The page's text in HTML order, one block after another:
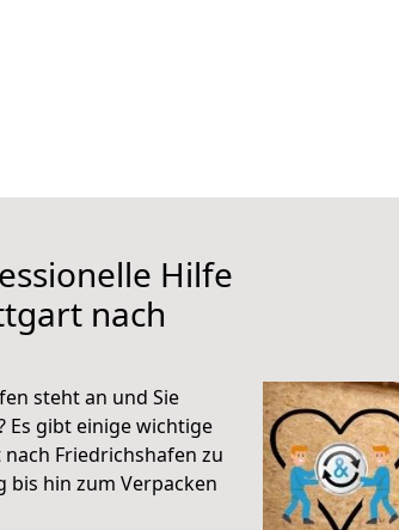
Hilfe
nach
steht an und Sie
Es gibt einige wichtige
Friedrichshafen zu
bis hin zum Verpacken